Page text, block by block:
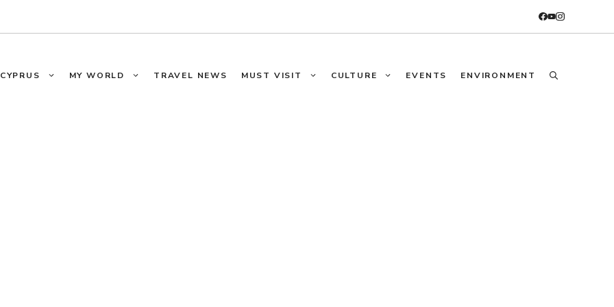
CYPRUS MY WORLD TRAVEL NEWS MUST VISIT CULTURE EVENTS ENVIRONMENT